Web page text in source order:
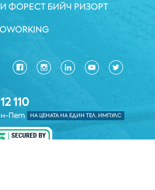
И ФОРЕСТ БИЙЧ РИЗОРТ
110
Пет НА ЦЕНАТА НА ЕДИН ТЕЛ. ИМПУЛС